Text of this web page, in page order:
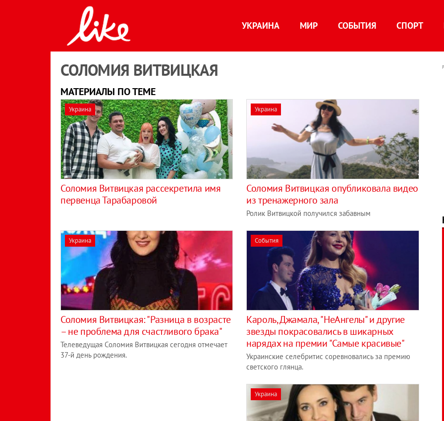
УКРАИНА МИР СОБЫТИЯ СПОРТ
СОЛОМИЯ ВИТВИЦКАЯ
МАТЕРИАЛЫ ПО ТЕМЕ
Украина
Соломия Витвицкая рассекретила имя
первенца Тарабаровой
Украина
Соломия Витвицкая опубликовала видео
из тренажерного зала
Ролик Витвицкой получился забавным
Украина
Соломия Витвицкая: "Разница в возрасте
– не проблема для счастливого брака"
Телеведущая Соломия Витвицкая сегодня отмечает
37-й день рождения.
События
Кароль, Джамала, "НеАнгелы" и другие
звезды покрасовались в шикарных
нарядах на премии "Самые красивые"
Украинские селебритис соревновались за премию
светского глянца.
Украина